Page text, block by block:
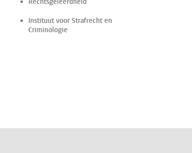
Instituut voor Strafrecht en
Criminologie